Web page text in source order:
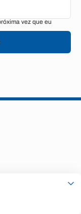
vez que eu